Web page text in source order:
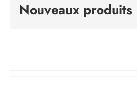
Nouveaux produits